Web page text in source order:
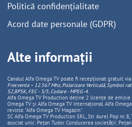
Politică confidențialitate
Acord date personale (GDPR)
Alte informații
Canalul Alfa Omega TV poate fi recepționat gratuit
Frecventa – 12.567 Mhz, PolarizareVerticală, Symbol
S2,8PSK, FEC - 3/5, Codare - MPEG-4.
Alfa Omega TV Production deține 2 licențe de emisie
Omega TV și Alfa Omega TV Internațional. Alfa
revista: "Alfa Omega TV Magazin".
SC Alfa Omega TV Production SRL, Str Aurel Pop nr.
asociat unic: Pețan Tudor. Conducerea societății: